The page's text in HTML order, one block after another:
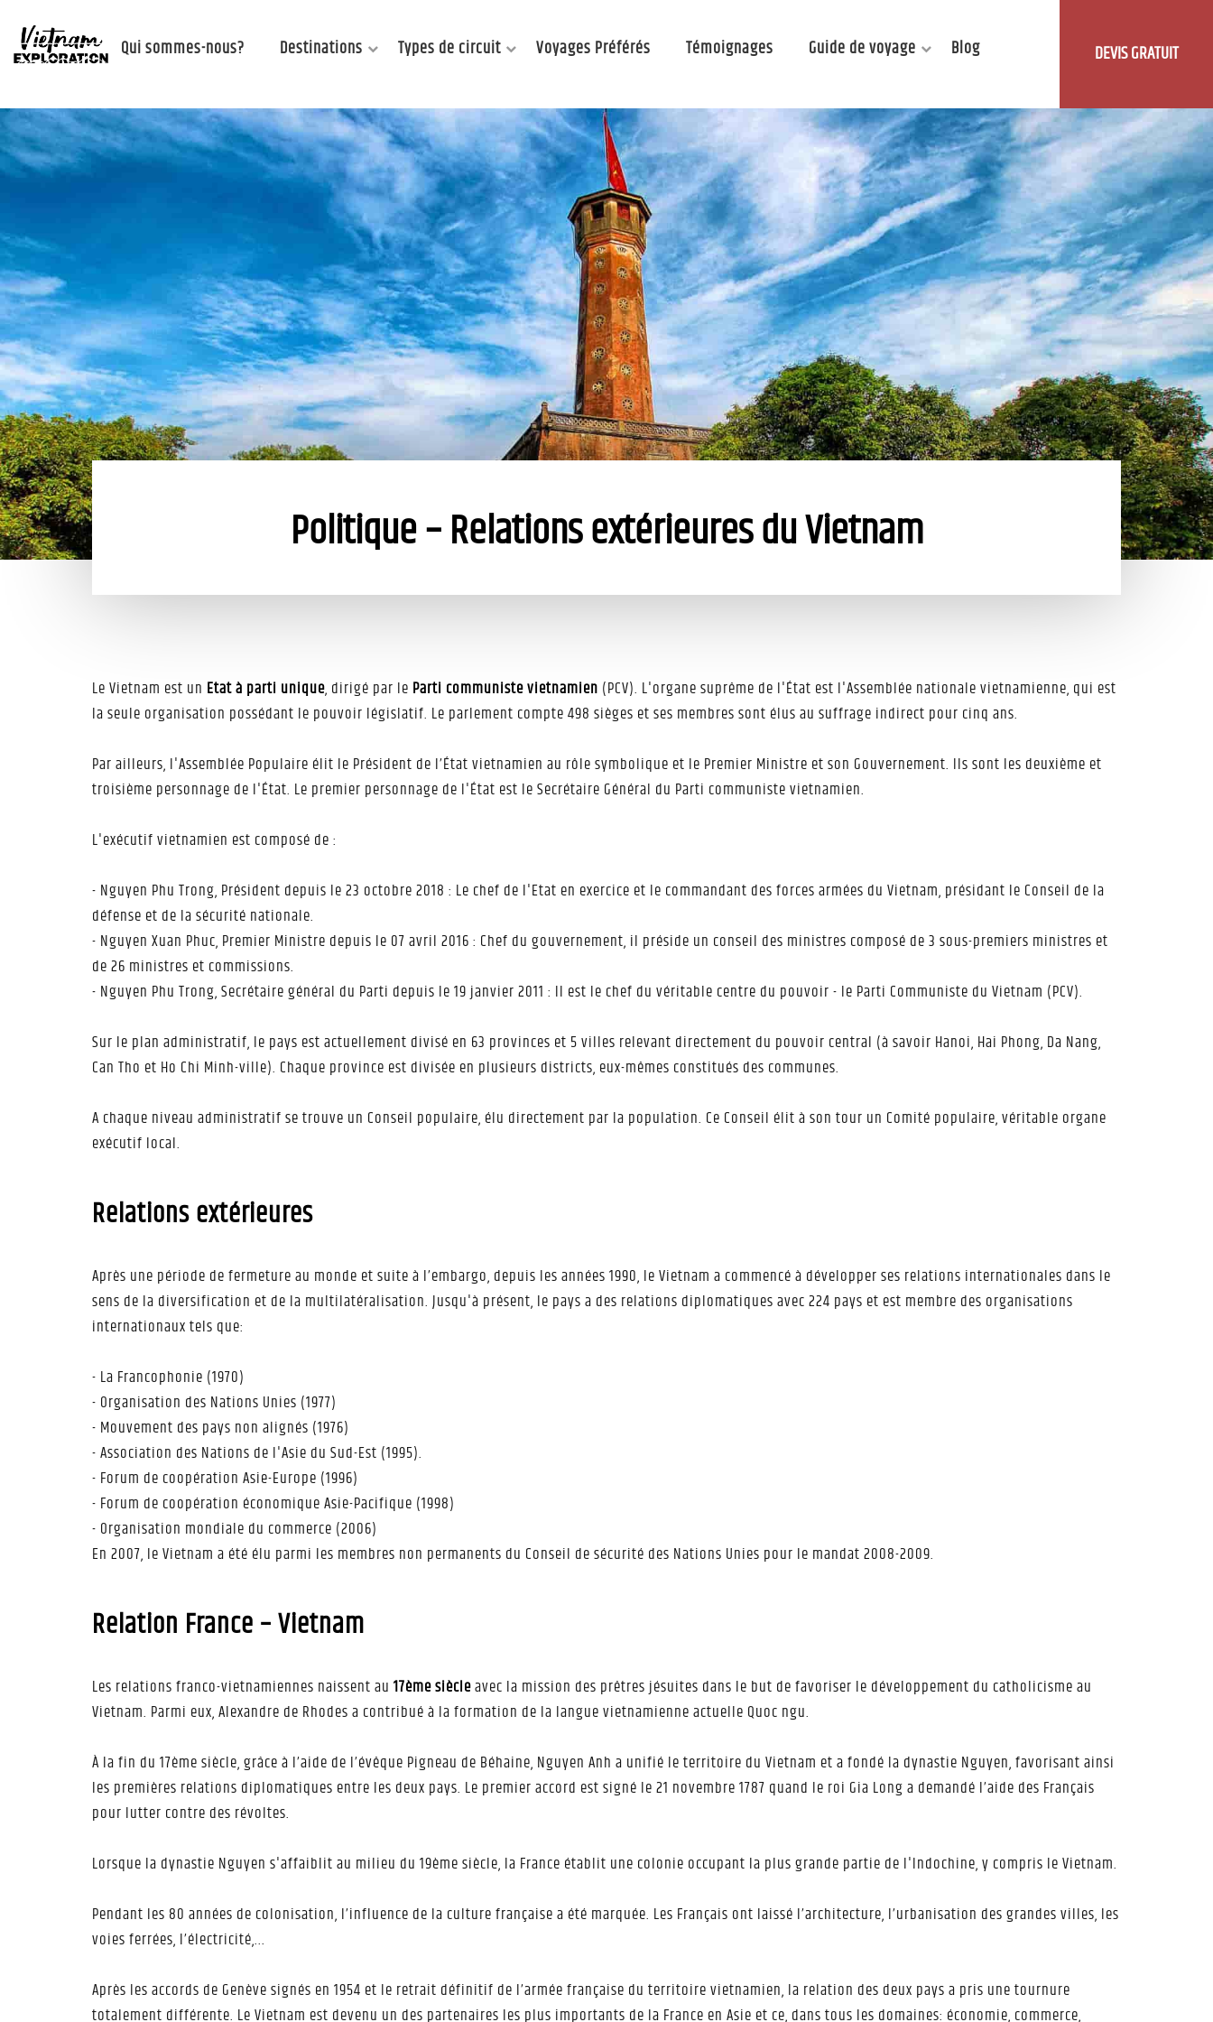
Qui sommes-nous? Destinations Types de circuit Voyages Préférés Témoignages Guide de voyage Blog DEVIS GRATUIT
Politique – Relations extérieures du Vietnam
Le Vietnam est un Etat à parti unique, dirigé par le Parti communiste vietnamien (PCV). L'organe suprême de l'État est l'Assemblée nationale vietnamienne, qui est
la seule organisation possédant le pouvoir législatif. Le parlement compte 498 sièges et ses membres sont élus au suffrage indirect pour cinq ans.
Par ailleurs, l'Assemblée Populaire élit le Président de l’État vietnamien au rôle symbolique et le Premier Ministre et son Gouvernement. Ils sont les deuxième et
troisième personnage de l'État. Le premier personnage de l'État est le Secrétaire Général du Parti communiste vietnamien.
L'exécutif vietnamien est composé de :
- Nguyen Phu Trong, Président depuis le 23 octobre 2018 : Le chef de l'Etat en exercice et le commandant des forces armées du Vietnam, présidant le Conseil de la
défense et de la sécurité nationale.
- Nguyen Xuan Phuc, Premier Ministre depuis le 07 avril 2016 : Chef du gouvernement, il préside un conseil des ministres composé de 3 sous-premiers ministres et
de 26 ministres et commissions.
- Nguyen Phu Trong, Secrétaire général du Parti depuis le 19 janvier 2011 : Il est le chef du véritable centre du pouvoir - le Parti Communiste du Vietnam (PCV).
Sur le plan administratif, le pays est actuellement divisé en 63 provinces et 5 villes relevant directement du pouvoir central (à savoir Hanoi, Hai Phong, Da Nang,
Can Tho et Ho Chi Minh-ville). Chaque province est divisée en plusieurs districts, eux-mêmes constitués des communes.
A chaque niveau administratif se trouve un Conseil populaire, élu directement par la population. Ce Conseil élit à son tour un Comité populaire, véritable organe
exécutif local.
Relations extérieures
Après une période de fermeture au monde et suite à l’embargo, depuis les années 1990, le Vietnam a commencé à développer ses relations internationales dans le
sens de la diversification et de la multilatéralisation. Jusqu'à présent, le pays a des relations diplomatiques avec 224 pays et est membre des organisations
internationaux tels que:
- La Francophonie (1970)
- Organisation des Nations Unies (1977)
- Mouvement des pays non alignés (1976)
- Association des Nations de l'Asie du Sud-Est (1995).
- Forum de coopération Asie-Europe (1996)
- Forum de coopération économique Asie-Pacifique (1998)
- Organisation mondiale du commerce (2006)
En 2007, le Vietnam a été élu parmi les membres non permanents du Conseil de sécurité des Nations Unies pour le mandat 2008-2009.
Relation France – Vietnam
Les relations franco-vietnamiennes naissent au 17ème siècleavec la mission des prêtres jésuites dans le but de favoriser le développement du catholicisme au
Vietnam. Parmi eux, Alexandre de Rhodes a contribué à la formation de la langue vietnamienne actuelle Quoc ngu.
À la fin du 17ème siècle, grâce à l’aide de l’évêque Pigneau de Béhaine, Nguyen Anh a unifié le territoire du Vietnam et a fondé la dynastie Nguyen, favorisant ainsi
les premières relations diplomatiques entre les deux pays. Le premier accord est signé le 21 novembre 1787 quand le roi Gia Long a demandé l’aide des Français
pour lutter contre des révoltes.
Lorsque la dynastie Nguyen s'affaiblit au milieu du 19ème siècle, la France établit une colonie occupant la plus grande partie de l'Indochine, y compris le Vietnam.
Pendant les 80 années de colonisation, l’influence de la culture française a été marquée. Les Français ont laissé l’architecture, l’urbanisation des grandes villes, les
voies ferrées, l’électricité,...
Après les accords de Genève signés en 1954 et le retrait définitif de l’armée française du territoire vietnamien, la relation des deux pays a pris une tournure
totalement différente. Le Vietnam est devenu un des partenaires les plus importants de la France en Asie et ce, dans tous les domaines: économie, commerce,